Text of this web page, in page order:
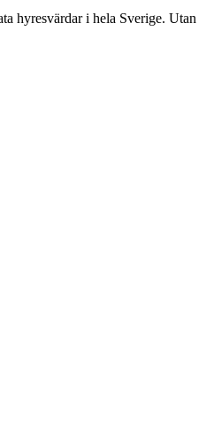
hyresvärdar i hela Sverige. Utan